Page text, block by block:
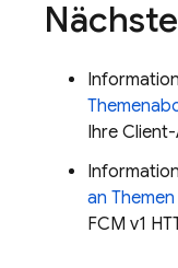
Ihre
an Themen
FCM v1